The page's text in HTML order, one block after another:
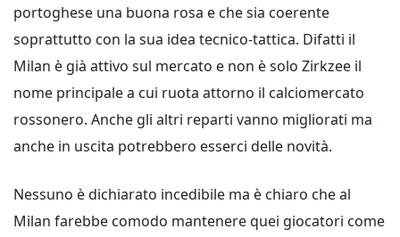
portoghese una buona rosa e che sia coerente
soprattutto con la sua idea tecnico-tattica. Difatti il
Milan è già attivo sul mercato e non è solo Zirkzee il
nome principale a cui ruota attorno il calciomercato
rossonero. Anche gli altri reparti vanno migliorati ma
anche in uscita potrebbero esserci delle novità.
Nessuno è dichiarato incedibile ma è chiaro che al
Milan farebbe comodo mantenere quei giocatori come